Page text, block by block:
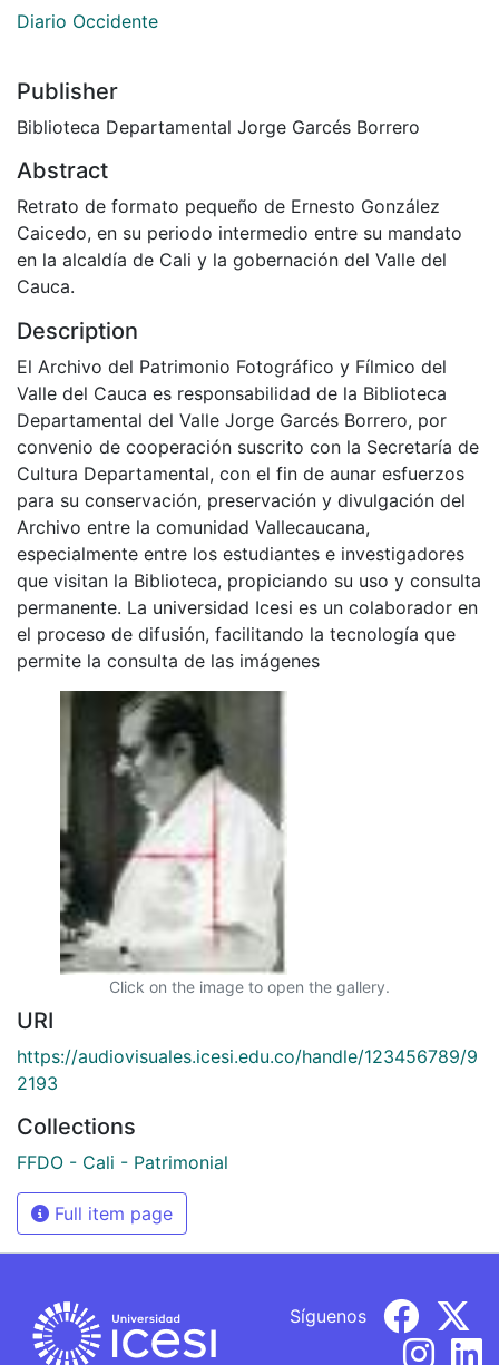
Diario Occidente
Publisher
Biblioteca Departamental Jorge Garcés Borrero
Abstract
Retrato de formato pequeño de Ernesto González
Caicedo, en su periodo intermedio entre su mandato
en la alcaldía de Cali y la gobernación del Valle del
Cauca.
Description
El Archivo del Patrimonio Fotográfico y Fílmico del
Valle del Cauca es responsabilidad de la Biblioteca
Departamental del Valle Jorge Garcés Borrero, por
convenio de cooperación suscrito con la Secretaría de
Cultura Departamental, con el fin de aunar esfuerzos
para su conservación, preservación y divulgación del
Archivo entre la comunidad Vallecaucana,
especialmente entre los estudiantes e investigadores
que visitan la Biblioteca, propiciando su uso y consulta
permanente. La universidad Icesi es un colaborador en
el proceso de difusión, facilitando la tecnología que
permite la consulta de las imágenes
Click on the image to open the gallery.
URI
https://audiovisuales.icesi.edu.co/handle/123456789/9
2193
Collections
FFDO - Cali - Patrimonial
Full item page
Síguenos